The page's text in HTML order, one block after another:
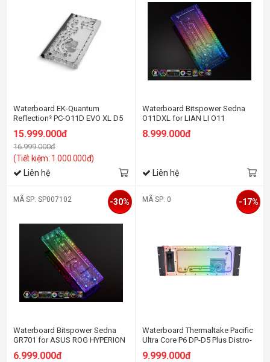
Waterboard EK-Quantum
Reflection² PC-O11D EVO XL D5
15.999.000đ
16.999.000đ
(Tiết kiệm: 1.000.000đ)
Liên hệ
Waterboard Bitspower Sedna
O11DXL for LIAN LI O11
Pump, Front ver.)
8.999.000đ
Liên hệ
MÃ SP: SP007102
Waterboard Bitspower Sedna
GR701 for ASUS ROG HYPERION
GR701 Case
6.999.000đ
-30% MÃ SP: 0
Waterboard Thermaltake Pacific
Ultra Core P6 DP-D5 Plus Distro-
Plate with Pump Combo
9.999.000đ
-17%